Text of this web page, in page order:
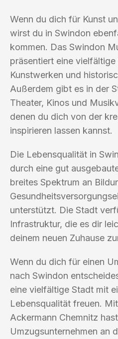
Wenn du dich für Kunst
wirst du in Swindon
kommen. Das Swindon
präsentiert eine vielfältige
Kunstwerken und
Außerdem gibt es in der
Theater, Kinos und
denen du dich von der
inspirieren lassen kannst.
Die Lebensqualität in
durch eine gut
breites Spektrum an
unterstützt. Die Stadt
Infrastruktur, die es dir
deinem neuen Zuhause
Wenn du dich für einen
nach Swindon
eine vielfältige Stadt mit
Lebensqualität freuen.
Ackermann Chemnitz
Umzugsunternehmen an